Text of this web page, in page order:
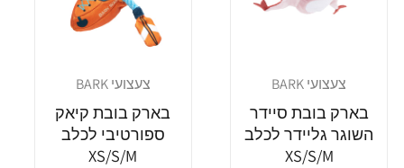
מוֹכֵר:צעצועי BARK
בארק בובת סיידר
השוגר גליידר לכלב
XS/S/M
מוֹכֵר:צעצועי BARK
בארק בובת קיאק
ספורטיבי לכלב
XS/S/M